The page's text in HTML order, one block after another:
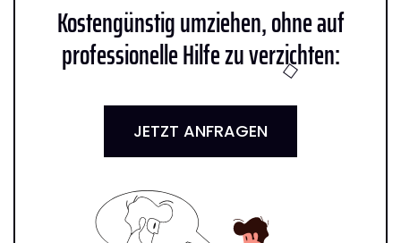
Kostengünstig umziehen, ohne auf
professionelle Hilfe zu verzichten:
JETZT ANFRAGEN